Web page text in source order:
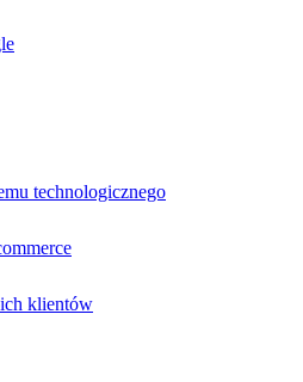
technologicznego
klientów